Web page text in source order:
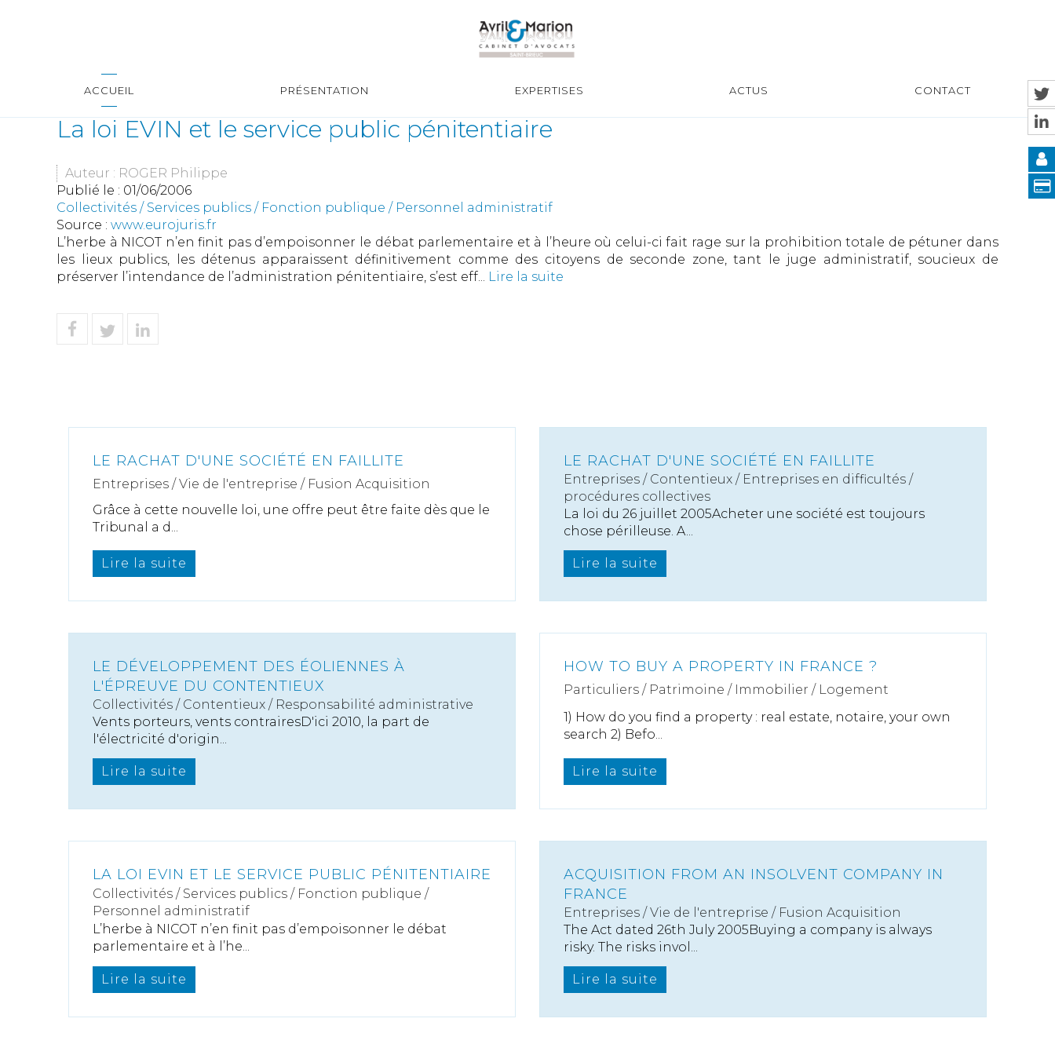
ACCUEIL PRÉSENTATION EXPERTISES ACTUS CONTACT
La loi EVIN et le service public pénitentiaire
Auteur : ROGER Philippe
Publié le : 01/06/2006
Collectivités / Services publics / Fonction publique / Personnel administratif
Source : www.eurojuris.fr
L’herbe à NICOT n’en finit pas d’empoisonner le débat parlementaire et à l’heure où celui-ci fait rage sur la prohibition totale de pétuner dans
les lieux publics, les détenus apparaissent définitivement comme des citoyens de seconde zone, tant le juge administratif, soucieux de
préserver l’intendance de l’administration pénitentiaire, s’est eff... Lire la suite
LE RACHAT D'UNE SOCIÉTÉ EN FAILLITE
Entreprises /Vie de l'entreprise / Fusion Acquisition
Grâce à cette nouvelle loi, une offre peut être faite dès que le
Tribunal a d...
Lire la suite
LE RACHAT D'UNE SOCIÉTÉ EN FAILLITE
Entreprises / Contentieux / Entreprises en difficultés /
procédures collectives
La loi du 26 juillet 2005Acheter une société est toujours
chose périlleuse. A...
Lire la suite
LE DÉVELOPPEMENT DES ÉOLIENNES À
L'ÉPREUVE DU CONTENTIEUX
Collectivités / Contentieux / Responsabilité administrative
Vents porteurs, vents contrairesD'ici 2010, la part de
l'électricité d'origin...
Lire la suite
HOW TO BUY A PROPERTY IN FRANCE ?
Particuliers / Patrimoine / Immobilier / Logement
1) How do you find a property : real estate, notaire, your own
search 2) Befo...
Lire la suite
LA LOI EVIN ET LE SERVICE PUBLIC PÉNITENTIAIRE
Collectivités / Services publics / Fonction publique /
Personnel administratif
L’herbe à NICOT n’en finit pas d’empoisonner le débat
parlementaire et à l’he...
Lire la suite
ACQUISITION FROM AN INSOLVENT COMPANY IN
FRANCE
Entreprises /Vie de l'entreprise / Fusion Acquisition
The Act dated 26th July 2005Buying a company is always
risky. The risks invol...
Lire la suite